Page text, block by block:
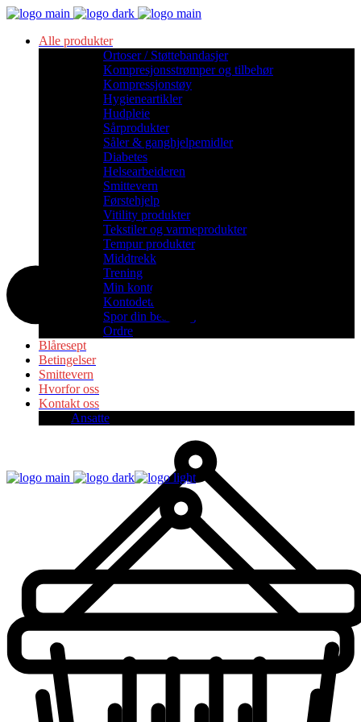
Alle produkter
Ortoser / Støttebandasjer
Kompresjonsstrømper og tilbehør
Kompressjonstøy
Hygieneartikler
Hudpleie
Sårprodukter
Såler & ganghjelpemidler
Diabetes
Helsearbeideren
Smittevern
Førstehjelp
Vitility produkter
Tekstiler og varmeprodukter
Tempur produkter
Middtrekk
Trening
Min konto
Kontodetaljer
Spor din bestilling
Ordre
Blåresept
Betingelser
Smittevern
Hvorfor oss
Kontakt oss
Ansatte